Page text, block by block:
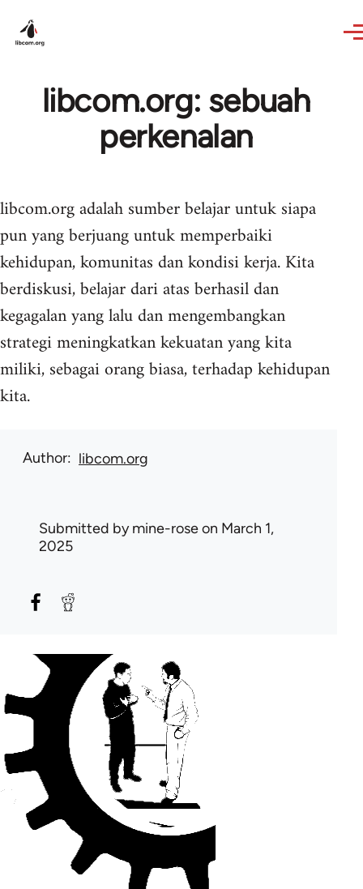
libcom.org: sebuah
perkenalan
libcom.org adalah sumber belajar untuk siapa
pun yang berjuang untuk memperbaiki
kehidupan, komunitas dan kondisi kerja. Kita
berdiskusi, belajar dari atas berhasil dan
kegagalan yang lalu dan mengembangkan
strategi meningkatkan kekuatan yang kita
miliki, sebagai orang biasa, terhadap kehidupan
kita.
Author libcom.org
Submitted bymine-roseon March 1,
2025